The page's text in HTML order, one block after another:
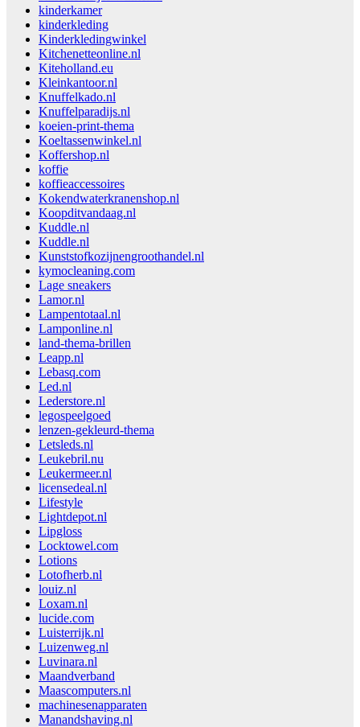
kinderkamer
kinderkleding
Kinderkledingwinkel
Kitchenetteonline.nl
Kiteholland.eu
Kleinkantoor.nl
Knuffelkado.nl
Knuffelparadijs.nl
koeien-print-thema
Koeltassenwinkel.nl
Koffershop.nl
koffie
koffieaccessoires
Kokendwaterkranenshop.nl
Koopditvandaag.nl
Kuddle.nl
Kuddle.nl
Kunststofkozijnengroothandel.nl
kymocleaning.com
Lage sneakers
Lamor.nl
Lampentotaal.nl
Lamponline.nl
land-thema-brillen
Leapp.nl
Lebasq.com
Led.nl
Lederstore.nl
legospeelgoed
lenzen-gekleurd-thema
Letsleds.nl
Leukebril.nu
Leukermeer.nl
licensedeal.nl
Lifestyle
Lightdepot.nl
Lipgloss
Locktowel.com
Lotions
Lotofherb.nl
louiz.nl
Loxam.nl
lucide.com
Luisterrijk.nl
Luizenweg.nl
Luvinara.nl
Maandverband
Maascomputers.nl
machinesenapparaten
Manandshaving.nl